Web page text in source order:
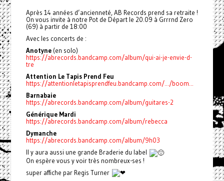
Après 14 années d’ancienneté, AB Records prend sa retraite !
On vous invite à notre Pot de Départ le 20.09 à Grrrnd Zero
(69) à partir de 18:00
Avec les concerts de :
Anotyne(en solo)
https://abrecords.bandcamp.com/album/qui-ai-je-envie-d-
tre
Attention Le Tapis Prend Feu
https://attentionletapisprendfeu.bandcamp.com/.../boom...
Barnabaie
https://abrecords.bandcamp.com/album/guitares-2
Générique Mardi
https://abrecords.bandcamp.com/album/rebecca
Dymanche
https://abrecords.bandcamp.com/album/9h03
Il y aura aussi une grande Braderie du label
On espère vous y voir très nombreux-ses !
super affiche par Regis Turner